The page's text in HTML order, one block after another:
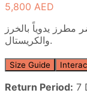
5,800 AED
يدوياً بالخرز
والكريستال.
Size Guide
Return Period: 7